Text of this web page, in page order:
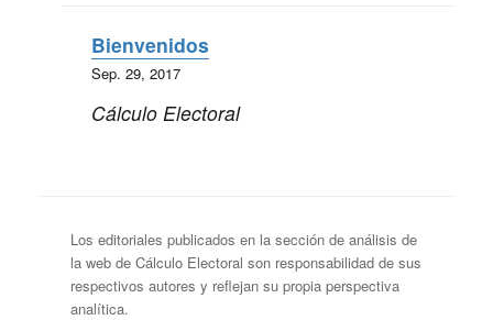
Bienvenidos
Sep. 29, 2017
Cálculo Electoral
Los editoriales publicados en la sección de análisis de
la web de Cálculo Electoral son responsabilidad de sus
respectivos autores y reflejan su propia perspectiva
analítica.